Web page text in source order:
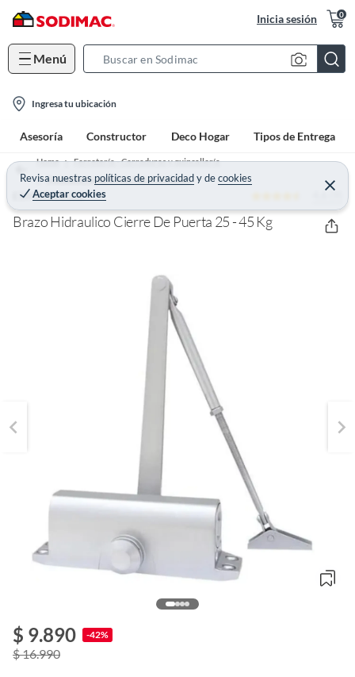
Inicia sesión 0
Menú
c
h
B
r
a
o
Ingresa tu ubicación
Asesoría Constructor Deco Hogar Tipos de Entrega
Revisa nuestras políticas de privacidadydecookies
Aceptar cookies
C
e
r
a
r
Home
Ferretería - Cerraduras y quincallería
Quincallería para Puertas y Ventanas
ESHOPANGIE 4.6 (9)
Brazo Hidraulico Cierre De Puerta 25 - 45 Kg
$ 9.890 -42%
$ 16.990 f
o